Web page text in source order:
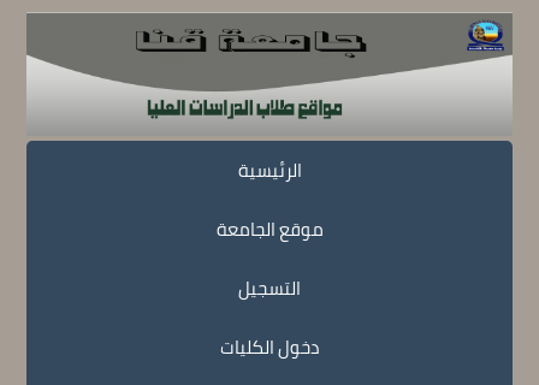
الرئيسية
موقع الجامعة
التسجيل
دخول الكليات